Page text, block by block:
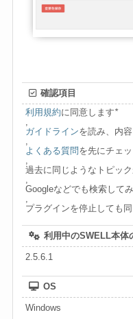
確認項目
利用規約に同意します*
ガイドラインを読み、内
よくある質問 を先にチェ
過去に同じようなトピッ
Googleなどでも検索して
プラグインを停止しても
利用中のSWELL本体
2.5.6.1
OS
Windows